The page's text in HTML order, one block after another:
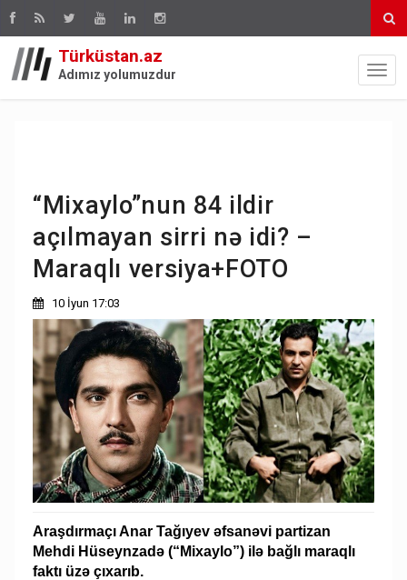
Türküstan.az
Adımız yolumuzdur
“Mixaylo”nun 84 ildir
açılmayan sirri nə idi? –
Maraqlı versiya+FOTO
10 İyun 17:03
Araşdırmaçı Anar Tağıyev əfsanəvi partizan
Mehdi Hüseynzadə (“Mixaylo”) ilə bağlı maraqlı
faktı üzə çıxarıb.